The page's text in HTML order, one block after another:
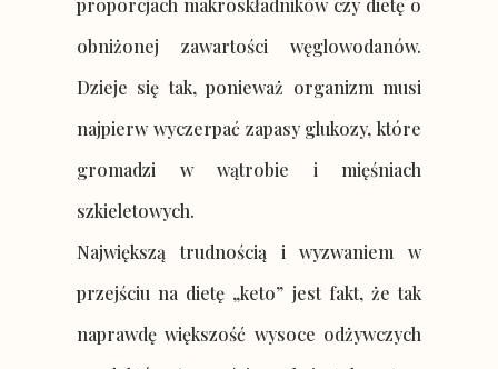
proporcjach makroskładników czy dietę o
obniżonej zawartości węglowodanów.
Dzieje się tak, ponieważ organizm musi
najpierw wyczerpać zapasy glukozy, które
gromadzi w wątrobie i mięśniach
szkieletowych.
Największą trudnością i wyzwaniem w
przejściu na dietę „keto” jest fakt, że tak
naprawdę większość wysoce odżywczych